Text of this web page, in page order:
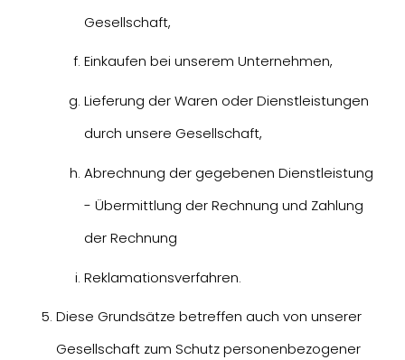
Gesellschaft,
Einkaufen bei unserem Unternehmen,
Lieferung der Waren oder Dienstleistungen
durch unsere Gesellschaft,
Abrechnung der gegebenen Dienstleistung
- Übermittlung der Rechnung und Zahlung
der Rechnung
Reklamationsverfahren.
Diese Grundsätze betreffen auch von unserer
Gesellschaft zum Schutz personenbezogener